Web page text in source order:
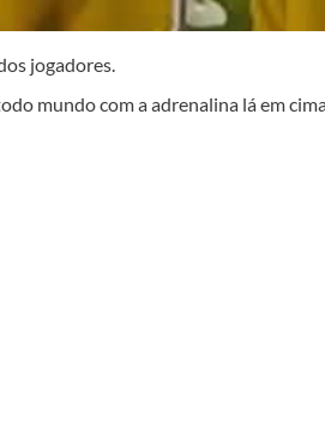
jogadores.
mundo com a adrenalina lá em